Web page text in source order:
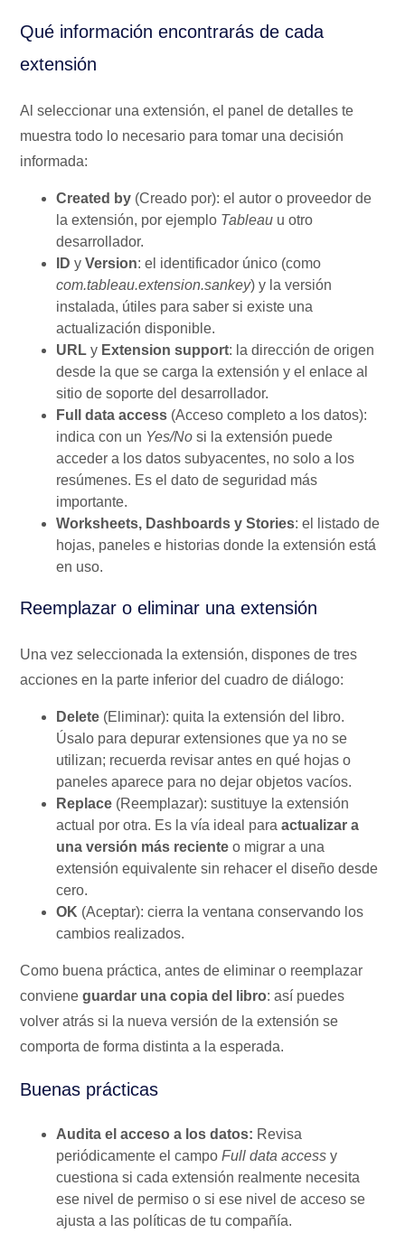
Qué información encontrarás de cada
extensión
Al seleccionar una extensión, el panel de detalles te
muestra todo lo necesario para tomar una decisión
informada:
Created by (Creado por): el autor o proveedor de
la extensión, por ejemplo Tableau u otro
desarrollador.
ID yVersion: el identificador único (como
com.tableau.extension.sankey) y la versión
instalada, útiles para saber si existe una
actualización disponible.
URL y Extension support: la dirección de origen
desde la que se carga la extensión y el enlace al
sitio de soporte del desarrollador.
Full data access (Acceso completo a los datos):
indica con un Yes/No si la extensión puede
acceder a los datos subyacentes, no solo a los
resúmenes. Es el dato de seguridad más
importante.
Worksheets, Dashboards y Stories: el listado de
hojas, paneles e historias donde la extensión está
en uso.
Reemplazar o eliminar una extensión
Una vez seleccionada la extensión, dispones de tres
acciones en la parte inferior del cuadro de diálogo:
Delete (Eliminar): quita la extensión del libro.
Úsalo para depurar extensiones que ya no se
utilizan; recuerda revisar antes en qué hojas o
paneles aparece para no dejar objetos vacíos.
Replace (Reemplazar): sustituye la extensión
actual por otra. Es la vía ideal paraactualizar a
una versión más reciente o migrar a una
extensión equivalente sin rehacer el diseño desde
cero.
OK (Aceptar): cierra la ventana conservando los
cambios realizados.
Como buena práctica, antes de eliminar o reemplazar
convieneguardar una copia del libro: así puedes
volver atrás si la nueva versión de la extensión se
comporta de forma distinta a la esperada.
Buenas prácticas
Audita el acceso a los datos: Revisa
periódicamente el campoFull data access y
cuestiona si cada extensión realmente necesita
ese nivel de permiso o si ese nivel de acceso se
ajusta a las políticas de tu compañía.